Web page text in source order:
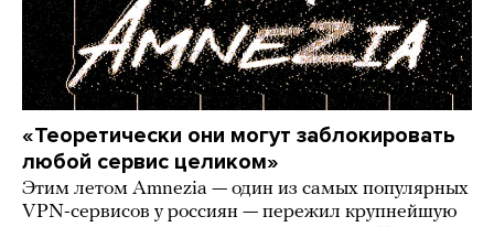
«Теоретически они могут заблокировать
любой сервис целиком»
Этим летом Amnezia — один из самых популярных
VPN-сервисов у россиян — пережил крупнейшую